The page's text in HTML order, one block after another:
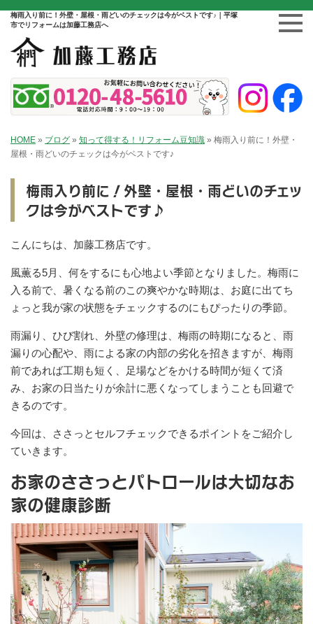
梅雨入り前に！外壁・屋根・雨どいのチェックは今がベストです♪｜平塚
市でリフォームは加藤工務店へ
HOME » ブログ » 知って得する！リフォーム豆知識 » 梅雨入り前に！外壁・
屋根・雨どいのチェックは今がベストです♪
梅雨入り前に！外壁・屋根・雨どいのチェッ
クは今がベストです♪
こんにちは、加藤工務店です。
風薫る5月、何をするにも心地よい季節となりました。梅雨に
入る前で、暑くなる前のこの爽やかな時期は、お庭に出てち
ょっと我が家の状態をチェックするのにもぴったりの季節。
雨漏り、ひび割れ、外壁の修理は、梅雨の時期になると、雨
漏りの心配や、雨による家の内部の劣化を招きますが、梅雨
前であれば工期も短く、足場などをかける時間が短くて済
み、お家の日当たりが余計に悪くなってしまうことも回避で
きるのです。
今回は、ささっとセルフチェックできるポイントをご紹介し
ていきます。
お家のささっとパトロールは大切なお
家の健康診断